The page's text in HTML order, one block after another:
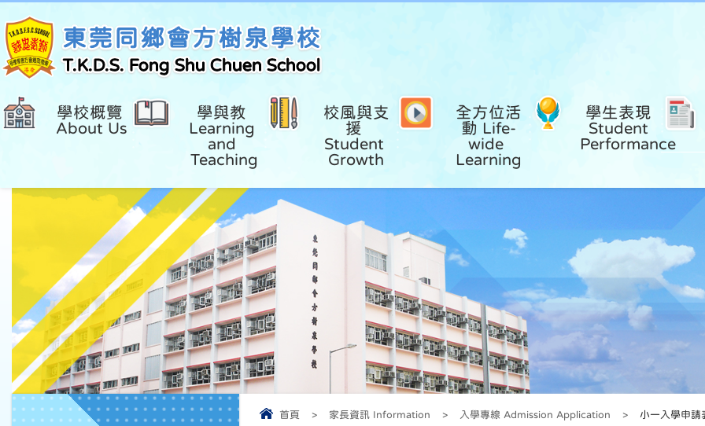
東莞同鄉會方樹泉學校
T.K.D.S. Fong Shu Chuen School
學校概覽
About Us
學與教
Learning
and
Teaching
校風與支
援
Student
Growth
全方位活
動 Life-
wide
Learning
學生表現
Student
Performance
首頁 > 家長資訊 Information > 入學專線 Admission Application > 小一入學申請